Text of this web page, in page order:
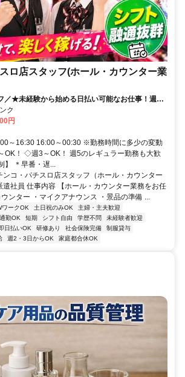
ロ店スタッフ(ホール・カウンター業
／★未経験から始める日払い可能なお仕事！週3
！ク
円
～16:30 16:00～00:30 ※勤務時間に多少の変動
OK！ ◇週3～OK！ 週5のレギュラー勤務も大歓
】 ＊早番・遅...
ンコ・パチスロ店スタッフ（ホール・カウンター
遣社員 仕事内容 【ホール・カウンター業務をお任
ンター ・マイクアナウンス ・景品の準備 ...
ワークOK 土日祝のみOK
主婦・主夫歓迎
勤OK 短期 シフト自由 学歴不問
未経験者歓迎
日払いOK 研修あり 社会保険完備
制服貸与
週2・3日からOK 家庭都合休OK